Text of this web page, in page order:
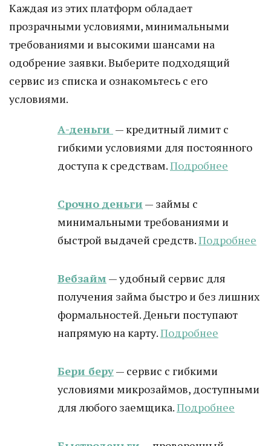
Каждая из этих платформ обладает
прозрачными условиями, минимальными
требованиями и высокими шансами на
одобрение заявки. Выберите подходящий
сервис из списка и ознакомьтесь с его
условиями.
А-деньги — кредитный лимит с
гибкими условиями для постоянного
доступа к средствам.Подробнее
Срочно деньги — займы с
минимальными требованиями и
быстрой выдачей средств.Подробнее
Вебзайм — удобный сервис для
получения займа быстро и без лишних
формальностей. Деньги поступают
напрямую на карту.Подробнее
Бери беру— сервис с гибкими
условиями микрозаймов, доступными
для любого заемщика.Подробнее